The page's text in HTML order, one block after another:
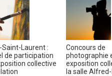
Saint-Laurent :
de participation
collective
Concours de
photographie
exposition
la salle